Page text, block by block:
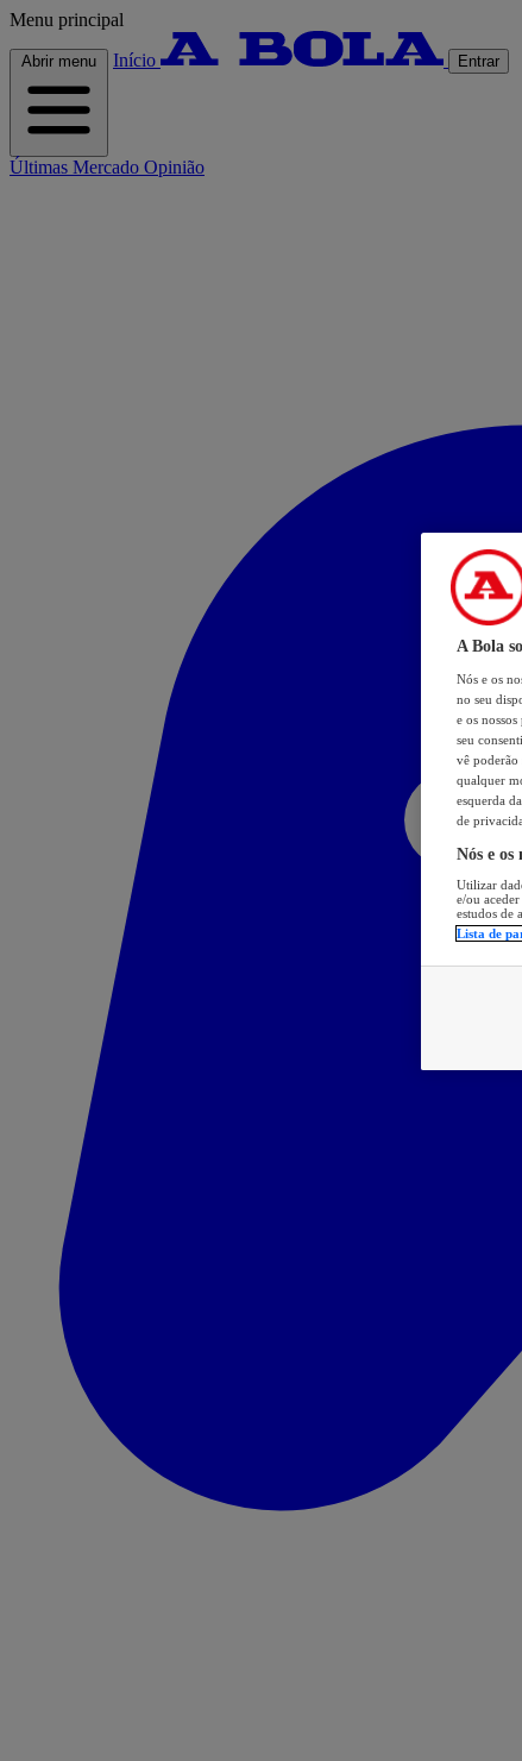
Menu principal
Abrir menu Início Entrar
Últimas Mercado Opinião
A Bola
Nós e os
no seu
e os
seu
vê poderão
qualquer
esquerda
de
Nós e os
Utilizar
e/ou
estudos de
Lista de